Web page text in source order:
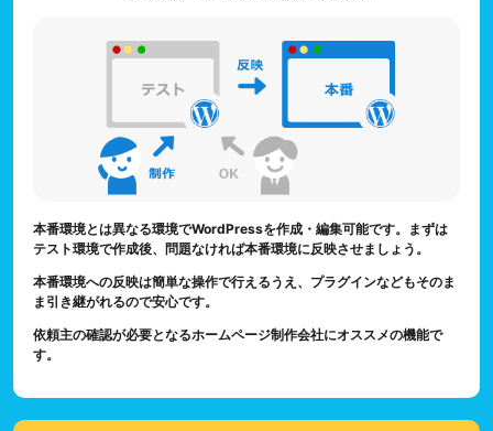
本番環境とは異なる環境でWordPressを作成・編集可能です。まずは
テスト環境で作成後、問題なければ本番環境に反映させましょう。
本番環境への反映は簡単な操作で行えるうえ、プラグインなどもそのま
ま引き継がれるので安心です。
依頼主の確認が必要となるホームページ制作会社にオススメの機能で
す。